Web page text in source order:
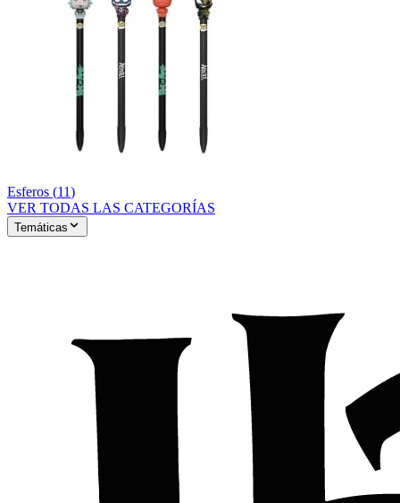
Esferos (11)
VER TODAS LAS CATEGORÍAS
Temáticas